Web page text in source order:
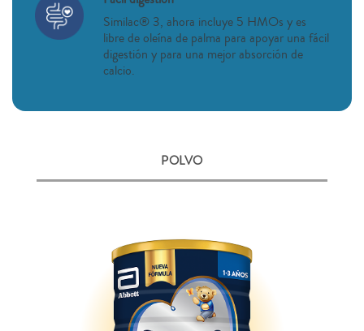
Similac® 3, ahora incluye 5 HMOs y es
libre de oleína de palma para apoyar una fácil
digestión y para una mejor absorción de
calcio.
POLVO